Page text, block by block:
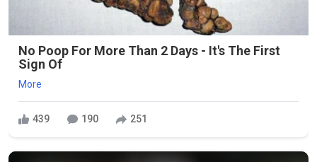
No Poop For More Than 2 Days - It's The First
Sign Of
More
439 190 251